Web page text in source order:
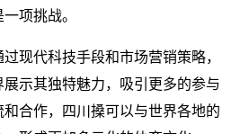
项挑战。
现代科技手段和市场营销策略，
示其独特魅力，吸引更多的参与
合作，四川搡可以与世界各地的